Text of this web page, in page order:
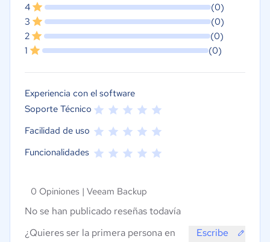
4
(0)
3
(0)
2
(0)
1
(0)
Experiencia con el software
Soporte Técnico
Facilidad de uso
Funcionalidades
0 Opiniones | Veeam Backup
No se han publicado reseñas todavía
¿Quieres ser la primera persona en
Escribe